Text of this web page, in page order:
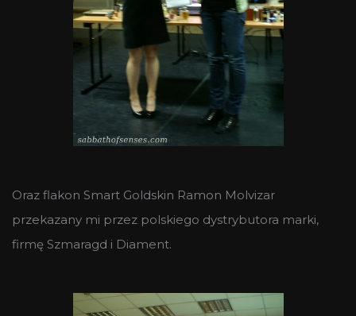
Oraz flakon Smart Goldskin Ramon Molvizar
przekazany mi przez polskiego dystrybutora marki,
firmę Szmaragd i Diament.